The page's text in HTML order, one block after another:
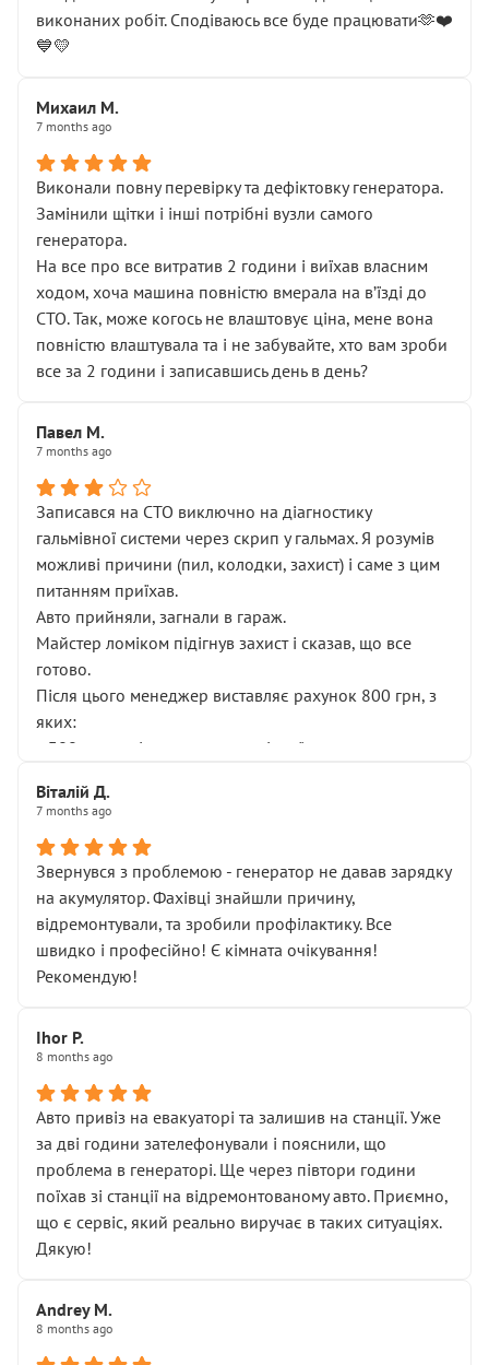
виконаних робіт. Сподіваюсь все буде працювати🫶❤️
💙💛
Михаил М.
7 months ago
Виконали повну перевірку та дефіктовку генератора.
Замінили щітки і інші потрібні вузли самого
генератора.
На все про все витратив 2 години і виїхав власним
ходом, хоча машина повністю вмерала на вʼїзді до
СТО. Так, може когось не влаштовує ціна, мене вона
повністю влаштувала та і не забувайте, хто вам зроби
все за 2 години і записавшись день в день?
Павел М.
7 months ago
Записався на СТО виключно на діагностику
гальмівної системи через скрип у гальмах. Я розумів
можливі причини (пил, колодки, захист) і саме з цим
питанням приїхав.
Авто прийняли, загнали в гараж.
Майстер ломіком підігнув захист і сказав, що все
готово.
Після цього менеджер виставляє рахунок 800 грн, з
яких:
• 300 грн — діагностика гальмівної системи
НЕ погоджував
послуга. Тим більше, я був поруч і жодної реальної
діагностики ходової не проводилось. Після
зауваження гроші за цю “послугу” повернули, що
лише підтвердило мою правоту.
Але головне — я виїжджаю з боксу, і скрип у гальмах
залишився таким самим, як і був. Тобто оплачена
Далі ситуація тільки погіршилась:
• сказали, що тепер “потрібно знімати колеса”
• що біля авто стояти вже не можна
• почали озвучувати купу додаткових робіт без
чіткого пояснення
( ну все зняли та доробили) дякую!
Окремий момент, який виглядає абсурдно:
мені заявили, що бачок гальмівної рідини потрібно
міняти разом із головним гальмівним циліндром у
Для людини, яка хоча б трохи розуміється на техніці,
це звучить як мінімум непрофесійно, а як максимум —
спроба продати дорогий вузол замість елементарних
Віталій Д.
7 months ago
Звернувся з проблемою - генератор не давав зарядку
на акумулятор. Фахівці знайшли причину,
відремонтували, та зробили профілактику. Все
швидко і професійно! Є кімната очікування!
Рекомендую!
Ihor P.
8 months ago
Авто привіз на евакуаторі та залишив на станції. Уже
за дві години зателефонували і пояснили, що
проблема в генераторі. Ще через півтори години
поїхав зі станції на відремонтованому авто. Приємно,
що є сервіс, який реально виручає в таких ситуаціях.
Дякую!
Andrey M.
8 months ago